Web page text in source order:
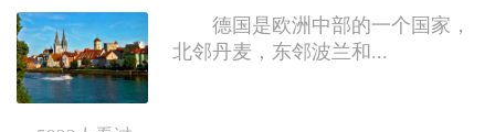
德国是欧洲中部的一个国家，
北邻丹麦，东邻波兰和...